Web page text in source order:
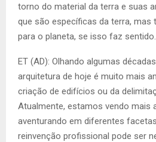
torno do material da terra e suas
que são específicas da terra,
para o planeta, se isso faz sentido.
ET (AD): Olhando algumas
arquitetura de hoje é muito mais
criação de edifícios ou da
Atualmente, estamos vendo mais
aventurando em diferentes
reinvenção profissional pode ser